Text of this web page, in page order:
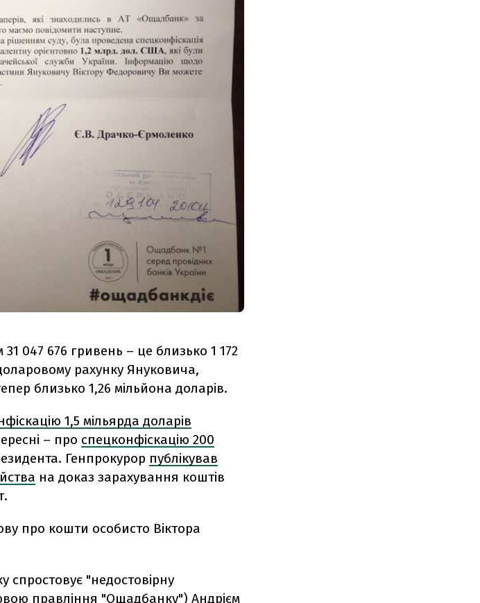
047 676 гривень – це близько 1 172
рахунку Януковича,
близько 1,26 мільйона доларів.
1,5 мільярда доларів
– про спецконфіскацію 200
Генпрокурор публікував
на доказ зарахування коштів
про кошти особисто Віктора
спростовує "недостовірну
правління "Ощадбанку") Андрієм